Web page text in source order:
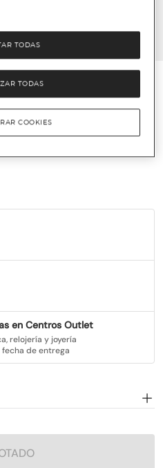
multicolor con asa
en Centros Outlet
relojería y joyería
fecha de entrega
TODAS
TODAS
COOKIES